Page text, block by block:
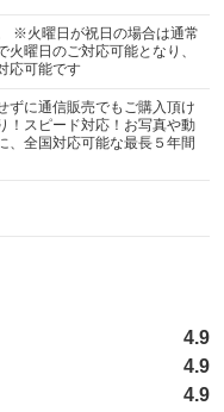
※火曜日が祝日の場合は通常
曜日のご対応可能となり、
応可能です
ずに通信販売でもご購入頂け
！スピード対応！お写真や動
、全国対応可能な最長５年間
4.9
4.9
4.9